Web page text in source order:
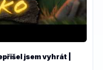
jsem vyhrát |